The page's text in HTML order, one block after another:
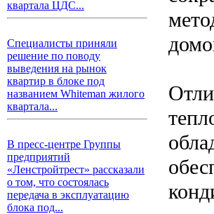
квартала ЦДС...
Специалисты приняли
решение по поводу
выведения на рынок
квартир в блоке под
названием Whiteman жилого
квартала...
В пресс-центре Группы
предприятий
«Ленстройтрест» рассказали
о том, что состоялась
передача в эксплуатацию
блока под...